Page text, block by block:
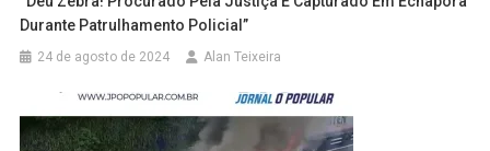
Durante Patrulhamento Policial”
24 de agosto de 2024 Alan Teixeira